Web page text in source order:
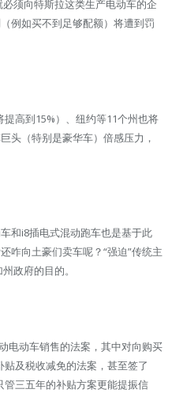
须向特斯拉这类生产电动车的企
例如买不到足够配额）将遭到罚
高到15%）、纽约等11个州也将
头（特别是豪华车）倍感压力，
和i8插电式混动跑车也是基于此
咋向土豪们卖车呢？“强迫”传统主
政府的目的。
电动车销售的法案，其中对向购买
及税收减免的法案，甚至签了
三五年的补贴方案更能提振信